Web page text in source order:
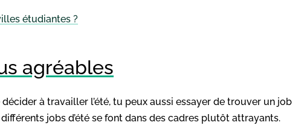
étudiantes ?
agréables
à travailler l’été, tu peux aussi essayer de trouver un job
jobs d’été se font dans des cadres plutôt attrayants.